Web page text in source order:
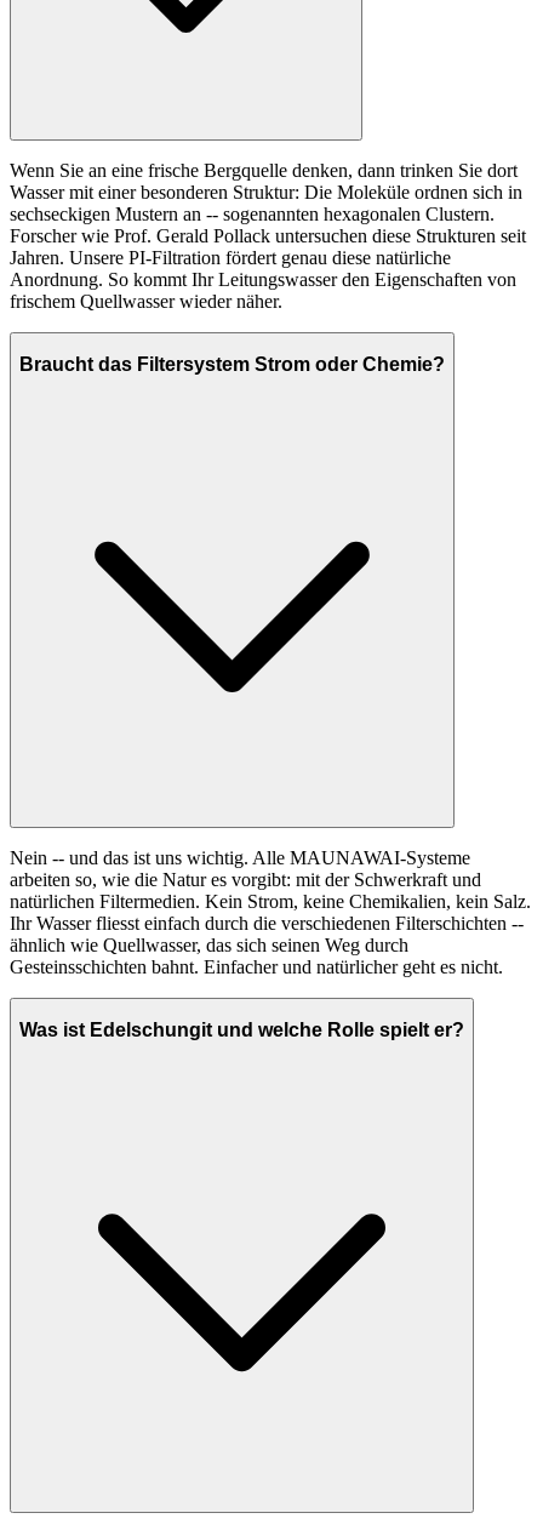
Wenn Sie an eine frische Bergquelle denken, dann trinken Sie dort
Wasser mit einer besonderen Struktur: Die Moleküle ordnen sich in
sechseckigen Mustern an -- sogenannten hexagonalen Clustern.
Forscher wie Prof. Gerald Pollack untersuchen diese Strukturen seit
Jahren. Unsere PI-Filtration fördert genau diese natürliche
Anordnung. So kommt Ihr Leitungswasser den Eigenschaften von
frischem Quellwasser wieder näher.
Braucht das Filtersystem Strom oder Chemie?
Nein -- und das ist uns wichtig. Alle MAUNAWAI-Systeme
arbeiten so, wie die Natur es vorgibt: mit der Schwerkraft und
natürlichen Filtermedien. Kein Strom, keine Chemikalien, kein Salz.
Ihr Wasser fliesst einfach durch die verschiedenen Filterschichten --
ähnlich wie Quellwasser, das sich seinen Weg durch
Gesteinsschichten bahnt. Einfacher und natürlicher geht es nicht.
Was ist Edelschungit und welche Rolle spielt er?